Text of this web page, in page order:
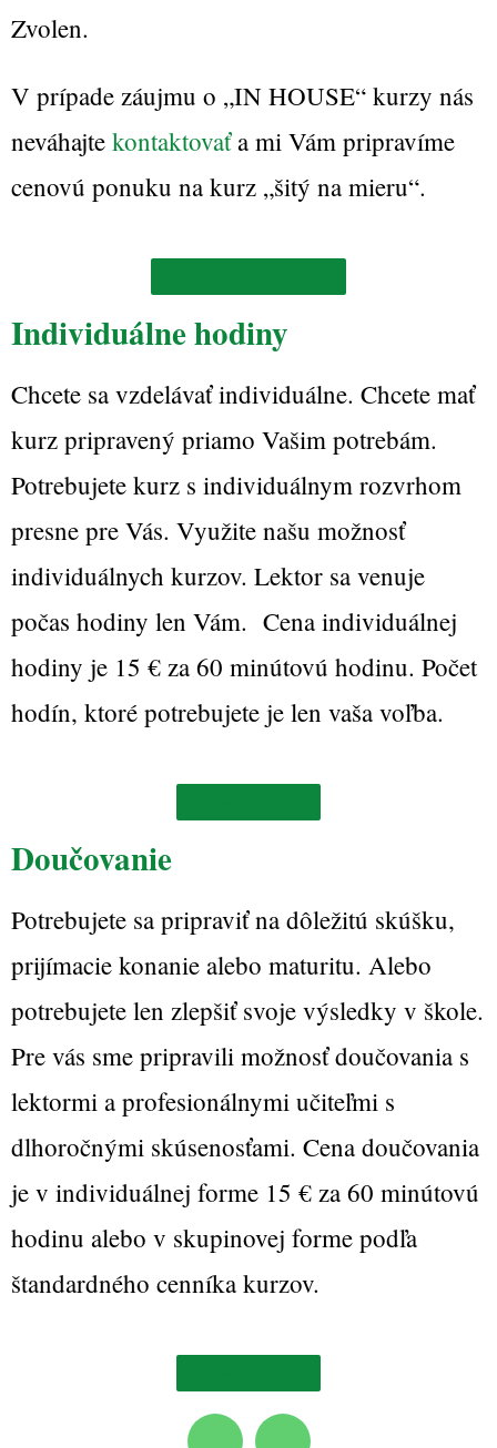
Zvolen.
V prípade záujmu o „IN HOUSE“ kurzy nás
neváhajte kontaktovaťa mi Vám pripravíme
cenovú ponuku na kurz „šitý na mieru“.
Individuálne hodiny
Chcete sa vzdelávať individuálne. Chcete mať
kurz pripravený priamo Vašim potrebám.
Potrebujete kurz s individuálnym rozvrhom
presne pre Vás. Využite našu možnosť
individuálnych kurzov. Lektor sa venuje
počas hodiny len Vám. Cena individuálnej
hodiny je 15 € za 60 minútovú hodinu. Počet
hodín, ktoré potrebujete je len vaša voľba.
Doučovanie
Potrebujete sa pripraviť na dôležitú skúšku,
prijímacie konanie alebo maturitu. Alebo
potrebujete len zlepšiť svoje výsledky v škole.
Pre vás sme pripravili možnosť doučovania s
lektormi a profesionálnymi učiteľmi s
dlhoročnými skúsenosťami. Cena doučovania
je v individuálnej forme 15 € za 60 minútovú
hodinu alebo v skupinovej forme podľa
štandardného cenníka kurzov.